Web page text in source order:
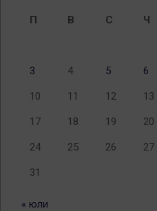
П
В С Ч
3 4 5 6
10 11 12 13
17 18 19 20
24 25 26 27
31
« юли